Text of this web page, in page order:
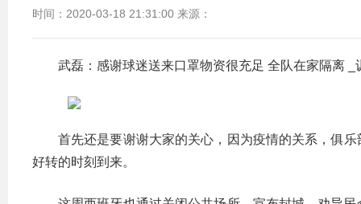
时间：2020-03-18 21:31:00 来源：
武磊：感谢球迷送来口罩物资很充足 全队在家隔离 _
首先还是要谢谢大家的关心，因为疫情的关系，俱
好转的时刻到来。